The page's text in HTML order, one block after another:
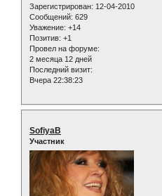
Зарегистрирован: 12-04-2010
Сообщений: 629
Уважение: +14
Позитив: +1
Провел на форуме:
2 месяца 12 дней
Последний визит:
Вчера 22:38:23
SofiyaB
Участник